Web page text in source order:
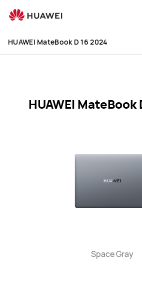
MateBook
2024
HUAWEI MateBook D 16 2024
HUAWEI MateBook
Space Gray